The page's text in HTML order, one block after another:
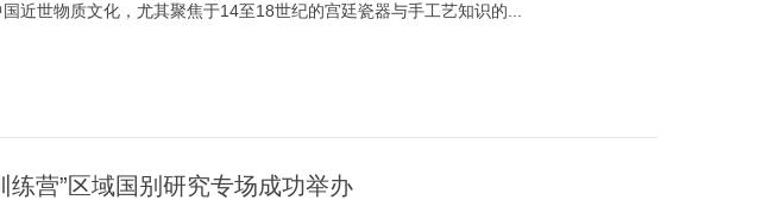
近世物质文化，尤其聚焦于14至18世纪的宫廷瓷器与手工艺知识的...
练营”区域国别研究专场成功举办